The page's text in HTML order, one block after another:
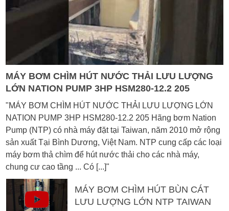
MÁY BƠM CHÌM HÚT NƯỚC THẢI LƯU LƯỢNG
LỚN NATION PUMP 3HP HSM280-12.2 205
"MÁY BƠM CHÌM HÚT NƯỚC THẢI LƯU LƯỢNG LỚN
NATION PUMP 3HP HSM280-12.2 205 Hãng bơm Nation
Pump (NTP) có nhà máy đặt tại Taiwan, năm 2010 mở rộng
sản xuất Tại Bình Dương, Việt Nam. NTP cung cấp các loại
máy bơm thả chìm để hút nước thải cho các nhà máy,
chung cư cao tầng ... Có [...]"
MÁY BƠM CHÌM HÚT BÙN CÁT
LƯU LƯỢNG LỚN NTP TAIWAN